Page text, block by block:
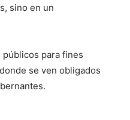
sino en un
para fines
se ven obligados